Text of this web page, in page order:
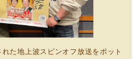
た地上波スピンオフ放送をポット